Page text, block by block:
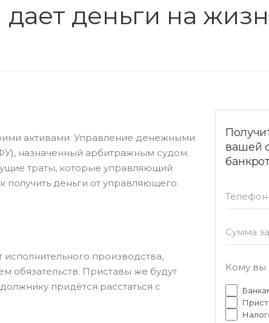
деньги на
активами. Управление денежными
назначенный арбитражным судом.
траты, которые управляющий
получить деньги от управляющего.
производства,
обязательств. Приставы же будут
придётся расстаться с
вашей
Телефон
Сумма
Кому вы